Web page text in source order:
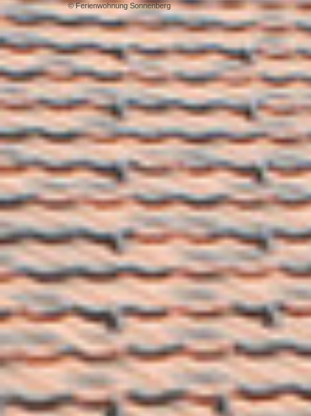
© Ferienwohnung Sonnenberg